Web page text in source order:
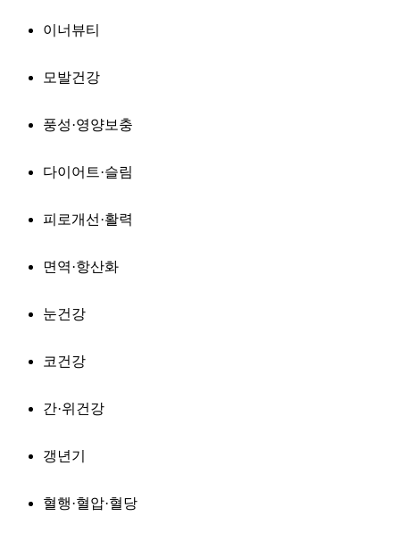
이너뷰티
모발건강
풍성·영양보충
다이어트·슬림
피로개선·활력
면역·항산화
눈건강
코건강
간·위건강
갱년기
혈행·혈압·혈당